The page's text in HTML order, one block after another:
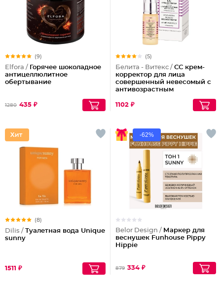
(9)
Elfora / Горячее шоколадное
антицеллюлитное
обертывание
1280 435 ₽
(5)
Белита - Витекс / СС крем-
корректор для лица
совершенный невесомый с
антивозрастным
1102 ₽
(8)
Dilis / Туалетная вода Unique
sunny
1511 ₽
-62%
Belor Design / Маркер для
веснушек Funhouse Pippy
Hippie
879 334 ₽